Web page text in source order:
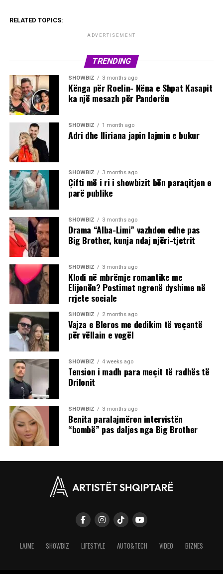
RELATED TOPICS:
ADVERTISEMENT
TRENDING
SHOWBIZ 3 months ago
Kënga për Roelin- Nëna e Shpat Kasapit
ka një mesazh për Pandorën
SHOWBIZ 1 month ago
Adri dhe Iliriana japin lajmin e bukur
SHOWBIZ 3 months ago
Çifti më i ri i showbizit bën paraqitjen e
parë publike
SHOWBIZ 3 months ago
Drama “Alba-Limi” vazhdon edhe pas
Big Brother, kunja ndaj njëri-tjetrit
SHOWBIZ 3 months ago
Klodi në mbrëmje romantike me
Elijonën? Postimet ngrenë dyshime në
rrjete sociale
SHOWBIZ 2 months ago
Vajza e Bleros me dedikim të veçantë
për vëllain e vogël
SHOWBIZ 4 weeks ago
Tension i madh para meçit të radhës të
Drilonit
SHOWBIZ 3 months ago
Benita paralajmëron intervistën
“bombë” pas daljes nga Big Brother
LAJME SHOWBIZ LIFESTYLE AUTO&TECH VIDEO BIZNES